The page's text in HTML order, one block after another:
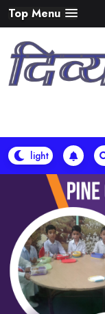
Skip
to
content
Top Menu